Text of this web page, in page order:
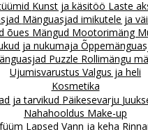
Kunst ja käsitöö Laste
Mänguasjad imikutele ja
õues Mängud Mootorimäng
ja nukumaja
Puzzle Rollimängu
Ujumisvarustus Valgus ja heli
Kosmetika
ja tarvikud Päikesevarju
Nahahooldus Make-up
Lapsed Vann ja keha